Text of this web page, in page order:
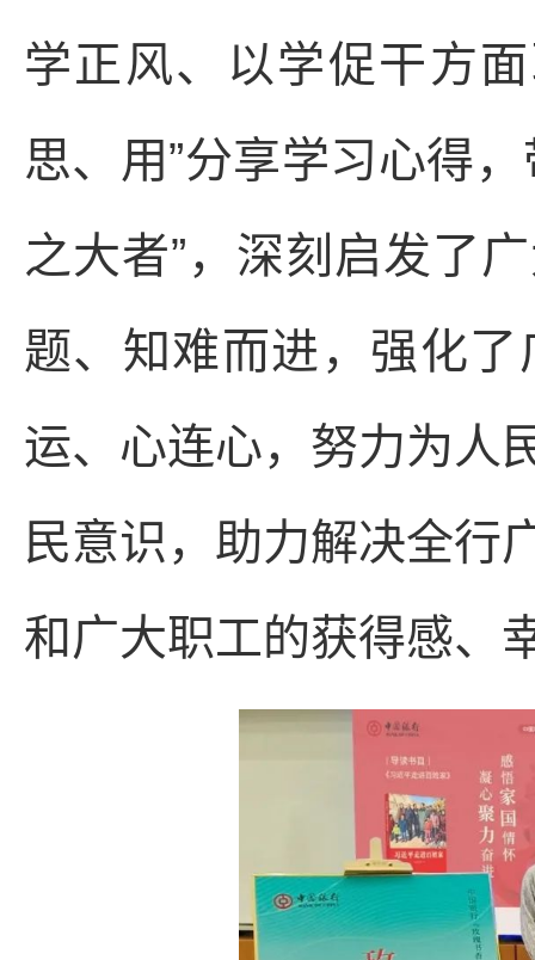
学正风、以学促干方
思、用”分享学习心得
之大者”，深刻启发了
题、知难而进，强化
运、心连心，努力为人
民意识，助力解决全行
和广大职工的获得感、